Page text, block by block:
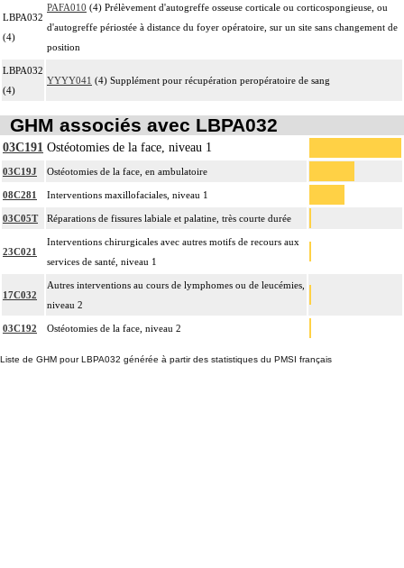
LBPA032
(4)
PAFA010 (4) Prélèvement d'autogreffe osseuse corticale ou corticospongieuse, ou
d'autogreffe périostée à distance du foyer opératoire, sur un site sans changement de
position
LBPA032
(4)
YYYY041 (4) Supplément pour récupération peropératoire de sang
GHM associés avec LBPA032
03C191 Ostéotomies de la face, niveau 1
03C19J Ostéotomies de la face, en ambulatoire
08C281 Interventions maxillofaciales, niveau 1
03C05T Réparations de fissures labiale et palatine, très courte durée
23C021
Interventions chirurgicales avec autres motifs de recours aux
services de santé, niveau 1
17C032
Autres interventions au cours de lymphomes ou de leucémies,
niveau 2
03C192 Ostéotomies de la face, niveau 2
Liste de GHM pour LBPA032 générée à partir des statistiques du PMSI français